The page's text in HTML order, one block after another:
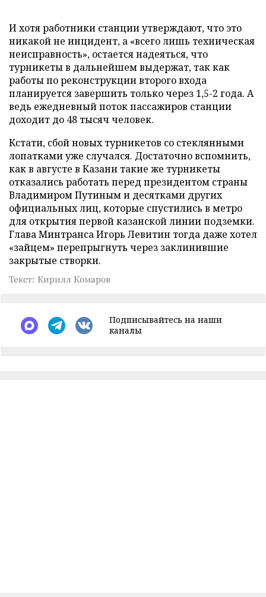
И хотя работники станции утверждают, что это
никакой не инцидент, а «всего лишь техническая
неисправность», остается надеяться, что
турникеты в дальнейшем выдержат, так как
работы по реконструкции второго входа
планируется завершить только через 1,5-2 года. А
ведь ежедневный поток пассажиров станции
доходит до 48 тысяч человек.
Кстати, сбой новых турникетов со стеклянными
лопатками уже случался. Достаточно вспомнить,
как в августе в Казани такие же турникеты
отказались работать перед президентом страны
Владимиром Путиным и десятками других
официальных лиц, которые спустились в метро
для открытия первой казанской линии подземки.
Глава Минтранса Игорь Левитин тогда даже хотел
«зайцем» перепрыгнуть через заклинившие
закрытые створки.
Текст: Кирилл Комаров
Подписывайтесь на наши
каналы